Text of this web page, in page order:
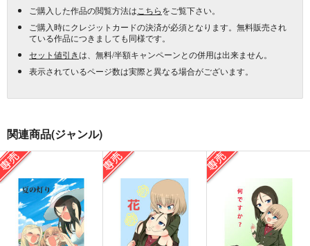
ご購入した作品の閲覧方法は こちらをご覧下さい。
ご購入時にクレジットカードの決済が必須となります。無料販売され
ている作品につきましても同様です。
セット値引きは、無料/半額キャンペーンとの併用は出来ません。
表示されているページ数は実際と異なる場合がございます。
関連商品(ジャンル)